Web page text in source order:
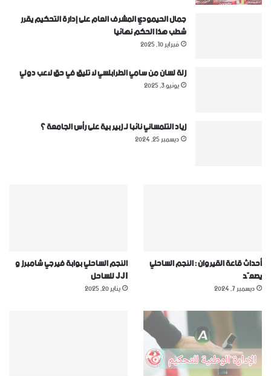
جمال الحيمودي المشرف العام على إدارة التحكيم يقرر
شطب هذا الحكم نهائيا
فبراير 10, 2025
زلة لسان من سامي الطرابلسي لا تليق في حق لاعب دولي
يونيو 3, 2025
زياد التلمساني نائبا لـ زبير بية على رأس الجامعة ؟
ديسمبر 25, 2024
أحداث قاعة القيروان : النجم الساحلي
يصعّد
ديسمبر 7, 2024
النجم الساحلي بوابة فيرجي شامبرز و
JJI للساحل
يناير 20, 2025